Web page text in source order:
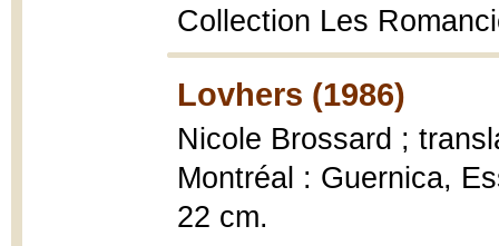
Collection Les
Lovhers (1986)
Nicole Brossard ;
Montréal : Guernica,
22 cm.